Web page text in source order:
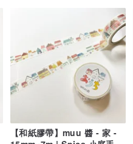
【和紙膠帶】muu 醬 - 家 -